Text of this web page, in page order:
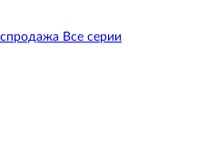
Все серии